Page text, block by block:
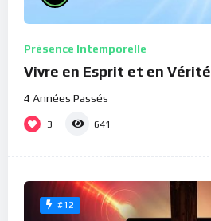
Présence Intemporelle
Vivre en Esprit et en Vérité
4 Années Passés
3 641
#12